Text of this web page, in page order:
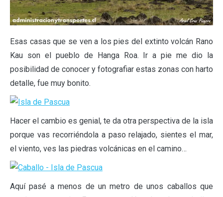
Esas casas que se ven a los pies del extinto volcán Rano
Kau son el pueblo de Hanga Roa. Ir a pie me dio la
posibilidad de conocer y fotografiar estas zonas con harto
detalle, fue muy bonito.
Hacer el cambio es genial, te da otra perspectiva de la isla
porque vas recorriéndola a paso relajado, sientes el mar,
el viento, ves las piedras volcánicas en el camino…
Aquí pasé a menos de un metro de unos caballos que